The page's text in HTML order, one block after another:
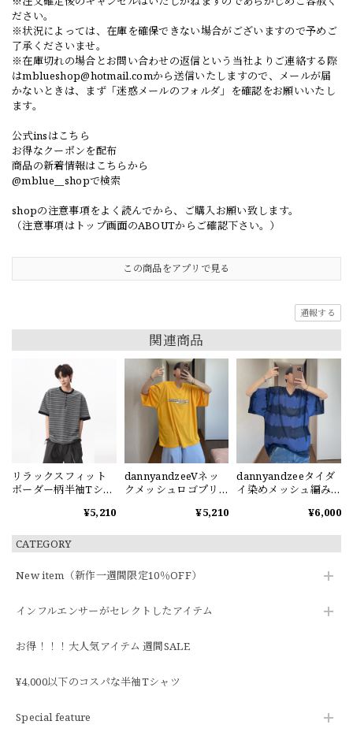
CATEGORY
New item（新作一週間限定10％OFF）
インフルエンサーがセレクトしたアイテム
お得！！！大人気アイテム 週間SALE
¥4,000以下のコスパな半袖Tシャツ
Special feature
ださい。
※状況によっては、在庫を確保できない場合がございますので予めご
了承くださいませ。
※在庫切れの場合とお問い合わせの返信という当社よりご連絡する際
はmblueshop@hotmail.comから送信いたしますので、メールが届
かないときは、まず「迷惑メールのフォルダ」を確認をお願いいたし
ます。
公式insはこちら
お得なクーポンを配布
商品の新着情報はこちらから
@mblue__shopで検索
shopの注意事項をよく読んでから、ご購入お願い致します。
（注意事項はトップ画面のABOUTからご確認下さい。）
この商品をアプリで見る
通報する
関連商品
リラックスフィット
ボーダー柄半袖Tシャ
¥5,210
dannyandzeeVネッ
クメッシュロゴプリ
¥5,210
dannyandzeeタイダ
イ染めメッシュ編みV
¥6,000